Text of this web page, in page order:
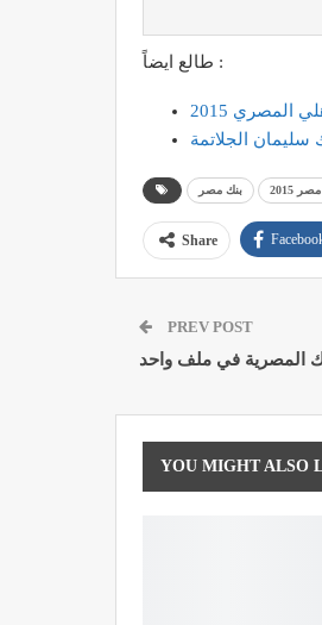
طالع ايضاً :
المصري 2015
سليمان الجلاتمة
بنك مصر 2015
Share
PREV POST
المصرية في ملف واحد
YOU MIGHT ALSO